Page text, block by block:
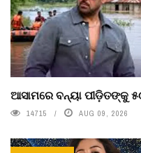
ଆସାମରେ ବନ୍ୟା ପୀଡ଼ିତଙ୍କୁ
14715 AUG 09, 2026